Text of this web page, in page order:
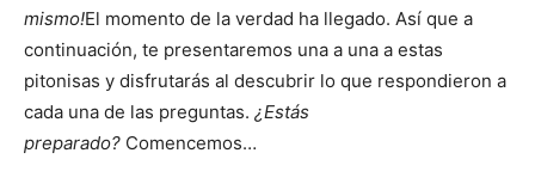
mismo!El momento de la verdad ha llegado. Así que a
continuación, te presentaremos una a una a estas
pitonisas y disfrutarás al descubrir lo que respondieron a
cada una de las preguntas. ¿Estás
preparado? Comencemos…